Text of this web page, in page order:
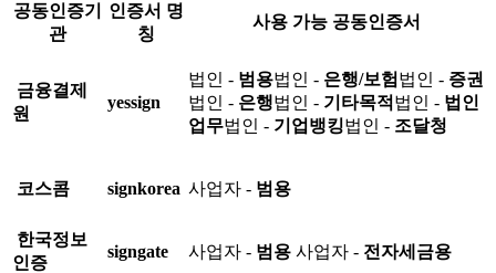
공동인증기
관
인증서 명
칭
사용 가능 공동인증서
금융결제
원
yessign
법인 - 범용법인 - 은행/보험 법인 - 증권
법인 - 은행법인 - 기타목적 법인 - 법인
업무법인 - 기업뱅킹법인 - 조달청
코스콤 signkorea 사업자 - 범용
한국정보
인증
signgate 사업자 - 범용 사업자 - 전자세금용